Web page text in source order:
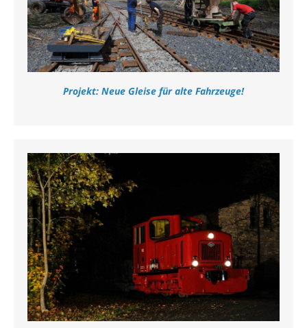
Projekt: Neue Gleise für alte Fahrzeuge!